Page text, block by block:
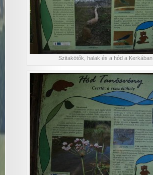
Szitakötők, halak és a hód a Kerkában